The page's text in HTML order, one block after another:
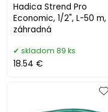
Hadica Strend Pro
Economic, 1/2", L-50 m,
záhradná
skladom 89 ks
18.54 €